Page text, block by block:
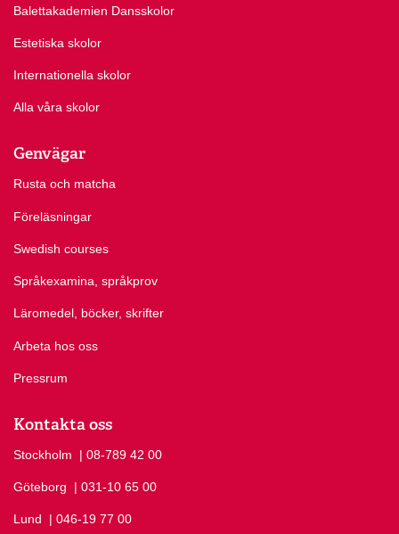
Balettakademien Dansskolor
Estetiska skolor
Internationella skolor
Alla våra skolor
Genvägar
Rusta och matcha
Föreläsningar
Swedish courses
Språkexamina, språkprov
Läromedel, böcker, skrifter
Arbeta hos oss
Pressrum
Kontakta oss
Stockholm Ring Stockholm på
| 08-789 42 00
Göteborg Ring Göteborg på
| 031-10 65 00
Lund Ring Lund på
| 046-19 77 00